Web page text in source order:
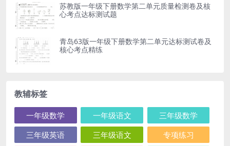
苏教版一年级下册数学第二单元质量检测卷及核
心考点达标测试题
青岛63版一年级下册数学第二单元达标测试卷及
核心考点精练
教辅标签
一年级数学 一年级语文
三年级数学
三年级英语
三年级语文
专项练习